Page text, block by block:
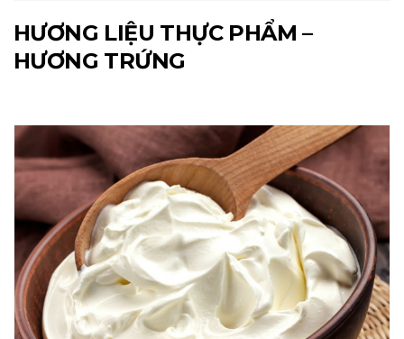
HƯƠNG LIỆU THỰC PHẨM –
HƯƠNG TRỨNG